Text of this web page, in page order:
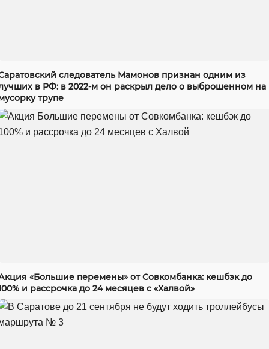
следователь Мамонов признан одним из
в РФ: в 2022-м он раскрыл дело о выброшенном на
трупе
«Большие перемены» от Совкомбанка: кешбэк до
и рассрочка до 24 месяцев с «Халвой»